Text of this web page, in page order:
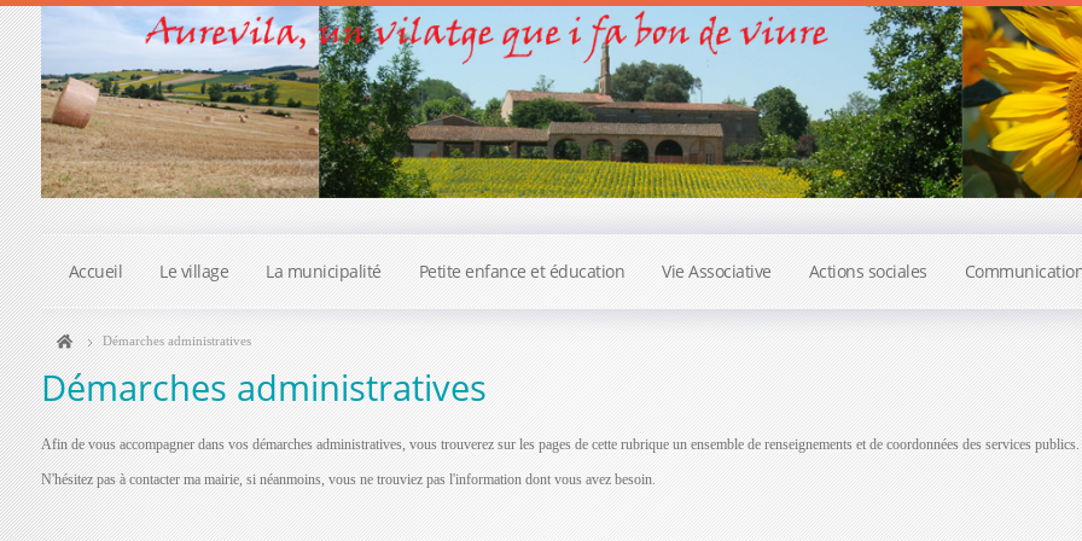
Accueil Le village La municipalité Petite enfance et éducation Vie Associative Actions sociales
Démarches administratives
Démarches administratives
Afin de vous accompagner dans vos démarches administratives, vous trouverez sur les pages de cette rubrique un ensemble de renseignements et de coordonnées des services publics.
N'hésitez pas à contacter ma mairie, si néanmoins, vous ne trouviez pas l'information dont vous avez besoin.